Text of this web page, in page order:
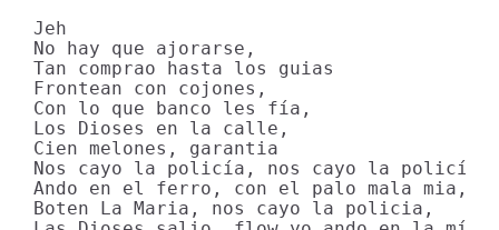
Jeh
No hay que ajorarse,
Tan comprao hasta los guias
Frontean con cojones,
Con lo que banco les fía,
Los Dioses en la calle,
Cien melones, garantia
Nos cayo la policía, nos cayo la policía,
Ando en el ferro, con el palo mala mia,
Boten La Maria, nos cayo la policia,